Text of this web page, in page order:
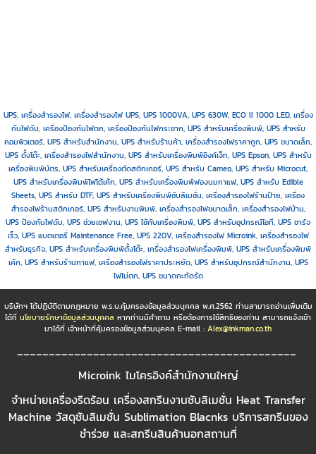
UPS, เครื่องสำรองไฟ, เครื่องสำรองไฟ UPS, UPS 1000VA, UPS 630W, ECO II 1000 LED, เครื่อง
กันไฟดับ, เครื่องป้องกันไฟตก, เครื่องป้องกันไฟกระชาก, UPS สำหรับเครื่องพิมพ์, UPS สำหรับ
คอมพิวเตอร์, UPS สำหรับสำนักงาน, UPS สำหรับร้านค้า, เครื่องสำรองไฟราคาถูก, UPS ขนาดเล็ก,
UPS ตั้งโต๊ะ, เครื่องสำรองไฟสำนักงาน, UPS สำหรับเครื่องพิมพ์อิงค์เจ็ท, UPS Epson, UPS สำหรับ
เครื่องพิมพ์บัตร, UPS สำหรับเครื่องตัดสติกเกอร์, UPS สำหรับ Cameo, UPS สำหรับ Microcut,
UPS สำหรับเครื่องพิมพ์โฟโต้เค้ก, UPS สำหรับเครื่องพิมพ์ฟองนมกาแฟ, UPS สำหรับ Edible
Sheets, UPS สำหรับ DTF, UPS สำหรับเครื่องพิมพ์ซับลิเมชั่น, เครื่องสำรองไฟร้านป้าย, เครื่อง
สำรองไฟร้านสติกเกอร์, UPS สำหรับงานพิมพ์, เครื่องสำรองไฟขนาดเล็ก, เครื่องสำรองไฟบ้าน,
UPS ป้องกันไฟดับ, UPS ช่วยเซฟงาน, UPS ใช้กับเครื่องพิมพ์, UPS สำหรับอุปกรณ์ไอที, UPS ชาร์จ
เร็ว, UPS แบตเตอรี่ Maintenance Free, UPS 220V, เครื่องสำรองไฟ Microink, เครื่องสำรองไฟ
สำหรับธุรกิจ, UPS สำหรับเครื่องพิมพ์ตั้งโต๊ะ, เครื่องสำรองไฟเครื่องพิมพ์, UPS สำหรับเครื่องพิมพ์
เค้ก, UPS สำหรับร้านกาแฟ, เครื่องสำรองไฟราคาประหยัด, UPS สำหรับอุปกรณ์สำนักงาน, UPS
ไฟไม่ตก, UPS ขนาดกะทัดรัด
บริษัทฯ ได้ปฏิบัติตามกฏหมาย พ.ร.บ.คุ้มครองข้อมูลส่วนบุคคล พ.ศ.2562 ท่านสามารถอ่านเพิ่มเติม
ได้ที่ นโยบายรักษาข้อมูลส่วนบุคคล หากท่านมีคำถาม หรือต้องการใช้สิทธิของท่าน สามารถแจ้งเข้า
มาได้ที่ เจ้าหน้าที่คุ้มครองข้อมูลส่วนบุคคล E-mail : Alex@inkman.co.th
____________________________________________
Microink ไมโครอิงค์สำนักงานใหญ่
จำหน่ายเครื่องรีดร้อน เครื่องสกรีนงานซับลิเมชั่น Heat Transfer
Machine วัสดุซับลิเมชั่น Sublimation Blacnks บริการสกรีนของ
ชำร่วย และสกรีนสินค้านอกสถานที่